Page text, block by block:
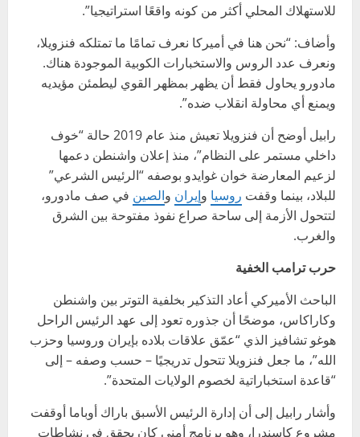
للاستهلاك المحلي أكثر من كونه واقعًا استراتيجيا”.
وأضاف: “نحن هنا في أميركا نعرف تمامًا ما تمتلكه فنزويلا،
ونعرف عدد الروس والاستخبارات الكوبية الموجودة هناك.
مادورو يحاول فقط أن يظهر بمظهر القوي ليطمئن مؤيديه
ويمنع أي محاولة انقلاب ضده”.
رابيل أوضح أن فنزويلا تعيش منذ عام 2019 حالة “خوف
داخلي مستمر على النظام”، منذ إعلان واشنطن دعمها
لزعيم المعارضة خوان غوايدو بوصفه “الرئيس الشرعي”
للبلاد، بينما وقفت روسيا وإيران والصين في صف مادورو،
لتتحول الأزمة إلى ساحة صراع نفوذ مفتوحة بين الشرق
والغرب.
حرب ترامب الخفية
الباحث الأميركي أعاد التذكير بخلفية التوتر بين واشنطن
وكاراكاس، موضحًا أن جذوره تعود إلى عهد الرئيس الراحل
هوغو تشافيز الذي “عمّق علاقات بلاده بإيران وروسيا وحزب
الله”، ما جعل فنزويلا تتحول تدريجيًا – حسب وصفه – إلى
“قاعدة استخباراتية لخصوم الولايات المتحدة”.
وأشار رابيل إلى أن إدارة الرئيس الأسبق باراك أوباما أوقفت
مشروع كاسندرا، وهو برنامج أمني كان يحقق في نشاطات